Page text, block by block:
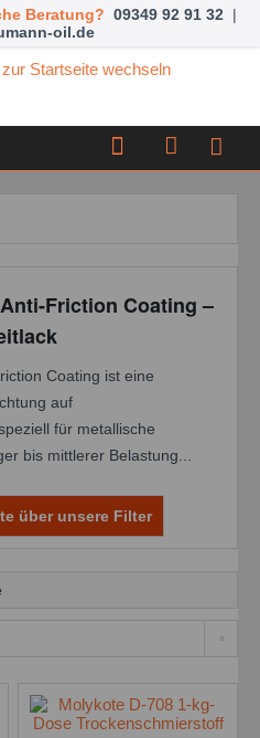
Beratung? 09349 92 91 32 |
oil.de
Friction Coating –
Coating ist eine
auf
für metallische
bis mittlerer Belastung...
über unsere Filter